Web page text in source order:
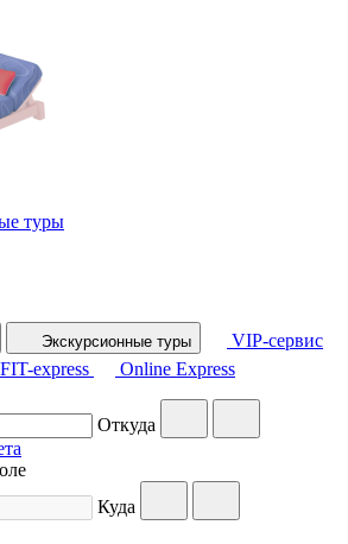
туры
Экскурсионные туры
VIP-сервис
FIT-express Online Express
Откуда
Куда